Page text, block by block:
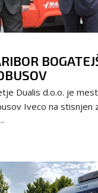
Dualis d.o.o. je
Iveco na stisnjen